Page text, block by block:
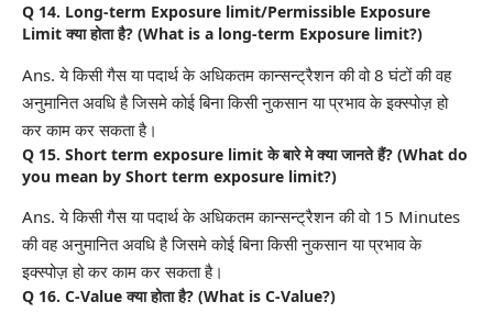
Q 14. Long-term Exposure limit/Permissible Exposure
Limit क्या होता है? (What is a long-term Exposure limit?)
Ans. ये किसी गैस या पदार्थ के अधिकतम कान्सन्ट्रैशन की वो 8 घंटों की वह
अनुमानित अवधि है जिसमे कोई बिना किसी नुकसान या प्रभाव के इक्स्पोज़ हो
कर काम कर सकता है।
Q 15. Short term exposure limit के बारे मे क्या जानते हैं? (What do
you mean by Short term exposure limit?)
Ans. ये किसी गैस या पदार्थ के अधिकतम कान्सन्ट्रैशन की वो 15 Minutes
की वह अनुमानित अवधि है जिसमे कोई बिना किसी नुकसान या प्रभाव के
इक्स्पोज़ हो कर काम कर सकता है।
Q 16. C-Value क्या होता है? (What is C-Value?)